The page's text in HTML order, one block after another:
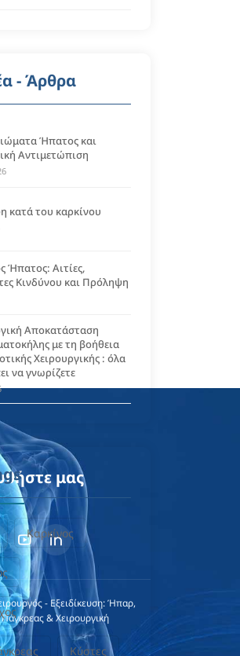
- Άρθρα
Ήπατος και
Αντιμετώπιση
κατά του καρκίνου
Ήπατος: Αιτίες,
Κινδύνου και Πρόληψη
Αποκατάσταση
με τη βοήθεια
Χειρουργικής : όλα
να γνωρίζετε
Καρκίνος
Κύστες
μας
- Εξειδίκευση: Ήπαρ,
& Χειρουργική